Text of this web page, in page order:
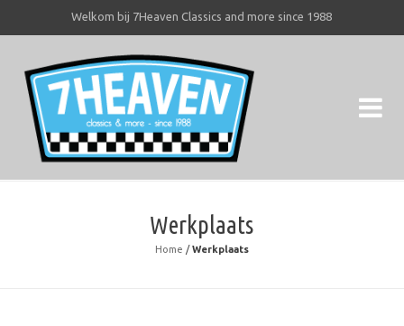
Welkom bij 7Heaven Classics and more since 1988
Werkplaats
Home /Werkplaats